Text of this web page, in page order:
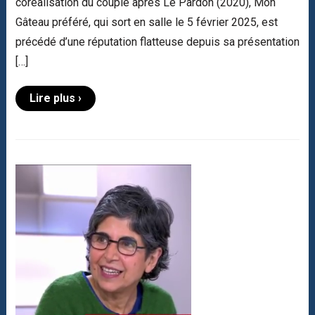
Gâteau préféré, qui sort en salle le 5 février 2025, est
précédé d’une réputation flatteuse depuis sa présentation
[…]
Lire plus ›